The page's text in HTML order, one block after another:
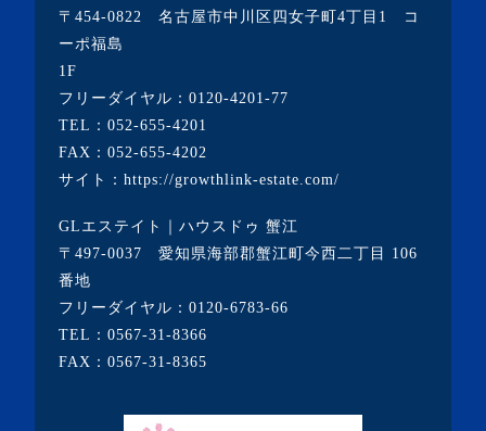
〒454-0822 名古屋市中川区四女子町4丁目1 コ
ーポ福島
1F
フリーダイヤル： 0120-4201-77
TEL： 052-655-4201
FAX：052-655-4202
サイト： https://growthlink-estate.com/
GLエステイト｜ハウスドゥ 蟹江
〒497-0037 愛知県海部郡蟹江町今西二丁目 106
番地
フリーダイヤル： 0120-6783-66
TEL： 0567-31-8366
FAX：0567-31-8365